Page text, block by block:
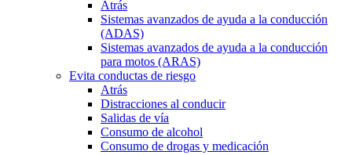
Atrás
Sistemas avanzados de ayuda a la conducción
(ADAS)
Sistemas avanzados de ayuda a la conducción
para motos (ARAS)
Evita conductas de riesgo
Atrás
Distracciones al conducir
Salidas de vía
Consumo de alcohol
Consumo de drogas y medicación